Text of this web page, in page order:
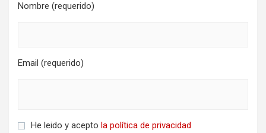
Nombre (requerido)
Email (requerido)
He leido y acepto la política de privacidad